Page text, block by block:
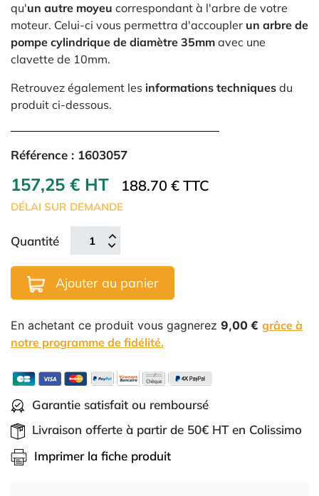
qu'un autre moyeu correspondant à l'arbre de votre
moteur. Celui-ci vous permettra d'accoupler un arbre de
pompe cylindrique de diamètre 35mm avec une
clavette de 10mm.
Retrouvez également les informations techniques du
produit ci-dessous.
Référence : 1603057
157,25 € HT 188.70 € TTC
DÉLAI SUR DEMANDE
Quantité
Ajouter au panier
En achetant ce produit vous gagnerez 9,00 € grâce à
notre programme de fidélité.
Garantie satisfait ou remboursé
Livraison offerte à partir de 50€ HT en Colissimo
Imprimer la fiche produit